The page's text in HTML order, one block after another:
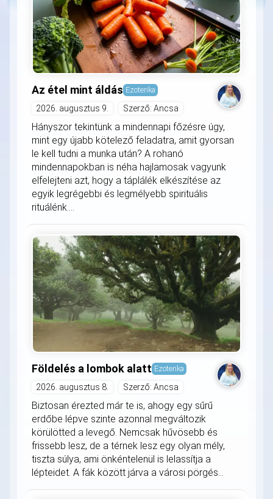
Az étel mint áldás Ezoterika
2026. augusztus 9. Szerző: Ancsa
Hányszor tekintünk a mindennapi főzésre úgy,
mint egy újabb kötelező feladatra, amit gyorsan
le kell tudni a munka után? A rohanó
mindennapokban is néha hajlamosak vagyunk
elfelejteni azt, hogy a táplálék elkészítése az
egyik legrégebbi és legmélyebb spirituális
rituálénk....
Földelés a lombok alatt Ezoterika
2026. augusztus 8. Szerző: Ancsa
Biztosan érezted már te is, ahogy egy sűrű
erdőbe lépve szinte azonnal megváltozik
körülötted a levegő. Nemcsak hűvösebb és
frissebb lesz, de a térnek lesz egy olyan mély,
tiszta súlya, ami önkéntelenül is lelassítja a
lépteidet. A fák között járva a városi pörgés...